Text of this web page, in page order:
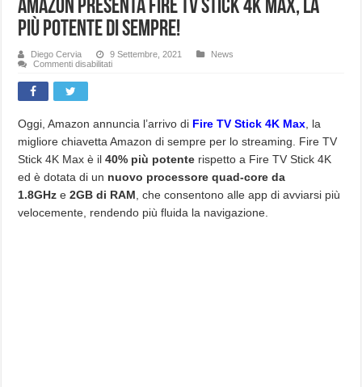
Amazon presenta Fire TV Stick 4K Max, la
più potente di sempre!
Diego Cervia 9 Settembre, 2021
News
Commenti disabilitatisu
4K
Max,
la
potente
sempre!
Oggi, Amazon annuncia l’arrivo di Fire TV Stick 4K Max , la
migliore chiavetta Amazon di sempre per lo streaming. Fire TV
Stick 4K Max è il40% più potente rispetto a Fire TV Stick 4K
ed è dotata di un nuovo processore quad-core da
1.8GHze 2GB di RAM , che consentono alle app di avviarsi più
velocemente, rendendo più fluida la navigazione.